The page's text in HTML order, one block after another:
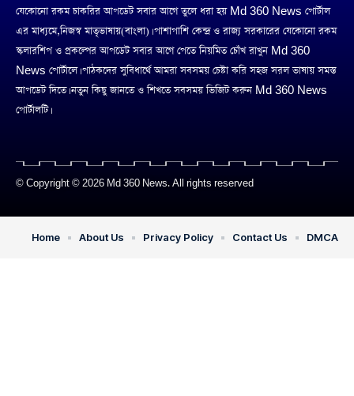
যেকোনো রকম চাকরির আপডেট সবার আগে তুলে ধরা হয় Md 360 News পোর্টাল
এর মাধ্যমে,নিজস্ব মাতৃভাষায়(বাংলা)। পাশাপাশি কেন্দ্র ও রাজ্য সরকারের যেকোনো রকম
স্কলারশিপ ও প্রকল্পের আপডেট সবার আগে পেতে নিয়মিত চোঁখ রাখুন Md 360
News পোর্টালে। পাঠকদের সুবিধার্থে আমরা সবসময় চেষ্টা করি সহজ সরল ভাষায় সমস্ত
আপডেট দিতে। নতুন কিছু জানতে ও শিখতে সবসময় ভিজিট করুন Md 360 News
পোর্টালটি।
© Copyright © 2026 Md 360 News. All rights reserved
Home About Us Privacy Policy Contact Us DMCA